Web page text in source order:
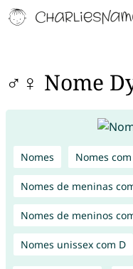
♂♀ Nome
Nomes Nomes
Nomes de meninas
Nomes de meninos
Nomes unissex com D